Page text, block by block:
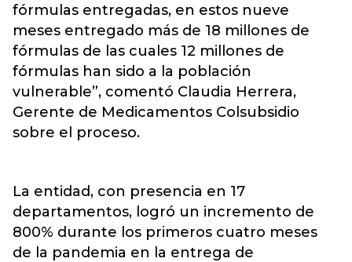
fórmulas entregadas, en estos nueve
meses entregado más de 18 millones de
fórmulas de las cuales 12 millones de
fórmulas han sido a la población
vulnerable”, comentó Claudia Herrera,
Gerente de Medicamentos Colsubsidio
sobre el proceso.
La entidad, con presencia en 17
departamentos, logró un incremento de
800% durante los primeros cuatro meses
de la pandemia en la entrega de